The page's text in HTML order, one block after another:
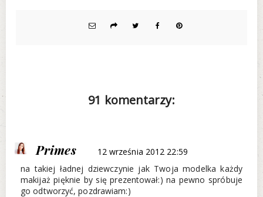
91 komentarzy:
Primes
12 września 2012 22:59
na takiej ładnej dziewczynie jak Twoja modelka każdy
makijaż pięknie by się prezentował:) na pewno spróbuje
go odtworzyć, pozdrawiam:)